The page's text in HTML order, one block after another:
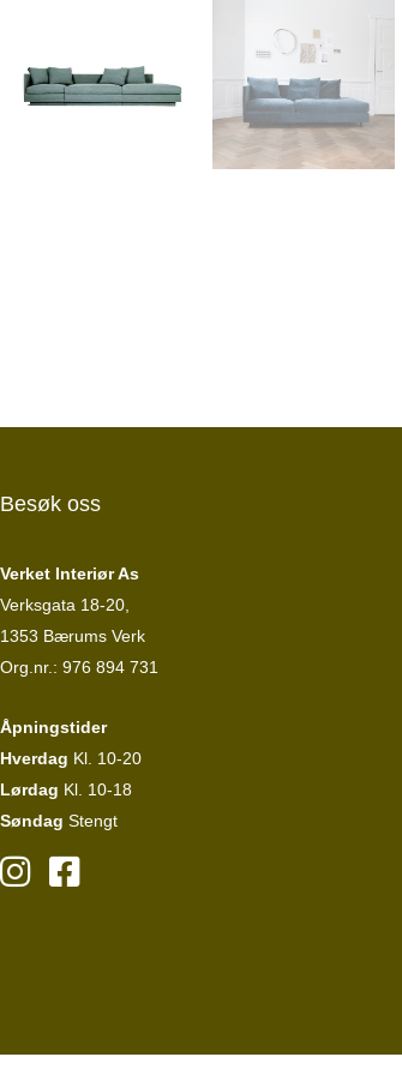
Besøk oss
Verket Interiør As
Verksgata 18-20,
1353 Bærums Verk
Org.nr.: 976 894 731
Åpningstider
Hverdag Kl. 10-20
Lørdag Kl. 10-18
Søndag Stengt